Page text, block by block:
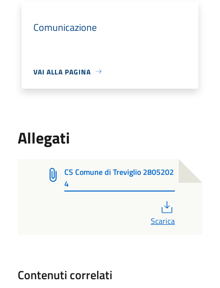
Comunicazione
VAI ALLA PAGINA
Allegati
CS Comune di Treviglio 2805202
4
Scarica
Contenuti correlati